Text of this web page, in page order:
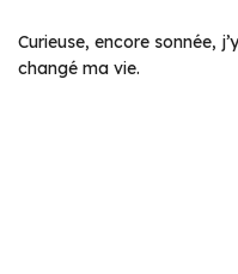
Curieuse, encore sonnée,
changé ma vie.